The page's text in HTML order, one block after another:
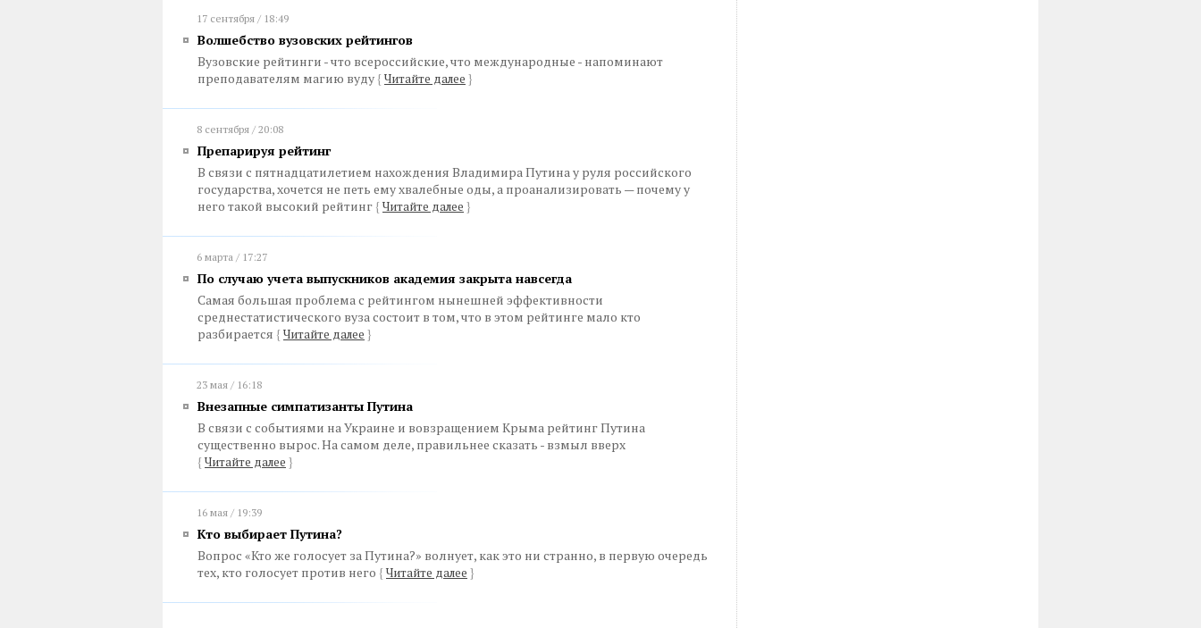
17 сентября / 18:49
Волшебство вузовских рейтингов
Вузовские рейтинги - что всероссийские, что международные - напоминают
преподавателям магию вуду { Читайте далее }
8 сентября / 20:08
Препарируя рейтинг
В связи с пятнадцатилетием нахождения Владимира Путина у руля российского
государства, хочется не петь ему хвалебные оды, а проанализировать — почему у
него такой высокий рейтинг { Читайте далее }
6 марта / 17:27
По случаю учета выпускников академия закрыта навсегда
Самая большая проблема с рейтингом нынешней эффективности
среднестатистического вуза состоит в том, что в этом рейтинге мало кто
разбирается { Читайте далее }
23 мая / 16:18
Внезапные симпатизанты Путина
В связи с событиями на Украине и вовзращением Крыма рейтинг Путина
существенно вырос. На самом деле, правильнее сказать - взмыл вверх
{ Читайте далее }
16 мая / 19:39
Кто выбирает Путина?
Вопрос «Кто же голосует за Путина?» волнует, как это ни странно, в первую очередь
тех, кто голосует против него { Читайте далее }